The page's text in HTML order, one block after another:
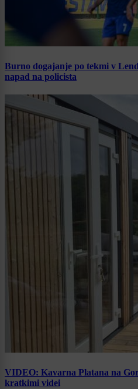
Burno dogajanje po tekmi v
napad na policista
VIDEO: Kavarna Platana na
kratkimi videi